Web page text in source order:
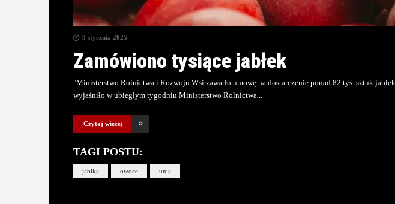
8 stycznia 2025
Zamówiono tysiące jabłek
"Ministerstwo Rolnictwa i Rozwoju Wsi zawarło umowę na dostarczenie ponad 82 tys. sztuk
wyjaśniło w ubiegłym tygodniu Ministerstwo Rolnictwa
Czytaj więcej
TAGI POSTU:
jabłka owoce unia